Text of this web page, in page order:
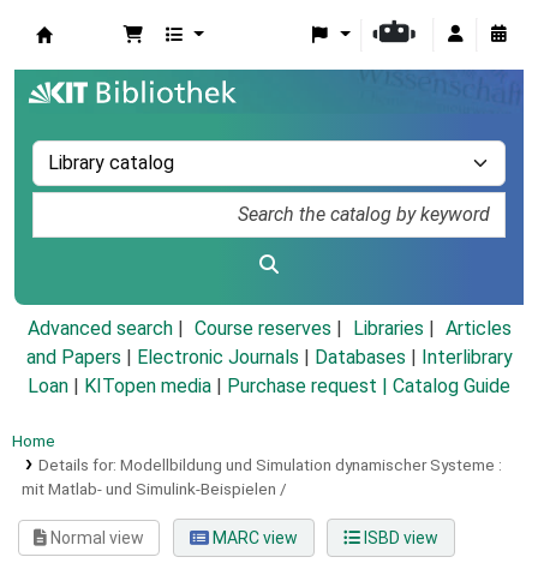
Advanced search Course reserves Libraries
Articles
and Papers
Electronic Journals Databases
Interlibrary
Loan
KITopen media Purchase request | Catalog Guide
Home
Details for: Modellbildung und Simulation dynamischer Systeme :
mit Matlab- und Simulink-Beispielen /
Normal view MARC view ISBD view